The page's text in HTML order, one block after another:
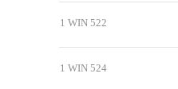
1 WIN 522
1 WIN 524